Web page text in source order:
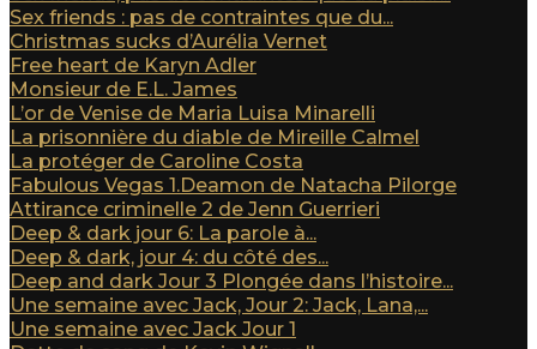
Sex friends : pas de contraintes que du...
Christmas sucks d’Aurélia Vernet
Free heart de Karyn Adler
Monsieur de E.L. James
L’or de Venise de Maria Luisa Minarelli
La prisonnière du diable de Mireille Calmel
La protéger de Caroline Costa
Fabulous Vegas 1.Deamon de Natacha Pilorge
Attirance criminelle 2 de Jenn Guerrieri
Deep & dark jour 6: La parole à...
Deep & dark, jour 4: du côté des...
Deep and dark Jour 3 Plongée dans l’histoire...
Une semaine avec Jack, Jour 2: Jack, Lana,...
Une semaine avec Jack Jour 1